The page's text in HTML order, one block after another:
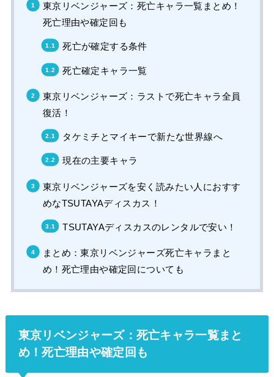
東京リベンジャーズ：死亡キャラ一覧まとめ！
死亡理由や確定回も
死亡が確定する条件
死亡確定キャラ一覧
東京リベンジャーズ：ラストで死亡キャラ全員
復活！
タケミチとマイキーで新たな世界線へ
現在の主要キャラ
東京リベンジャーズを安く読みたい人におすす
めなTSUTAYAディスカス！
TSUTAYAディスカスのレンタルで安い！
まとめ：東京リベンジャーズ死亡キャラまと
め！死亡理由や確定回についても
東京リベンジャーズ：死亡キャラ一覧まと
め！死亡理由や確定回も